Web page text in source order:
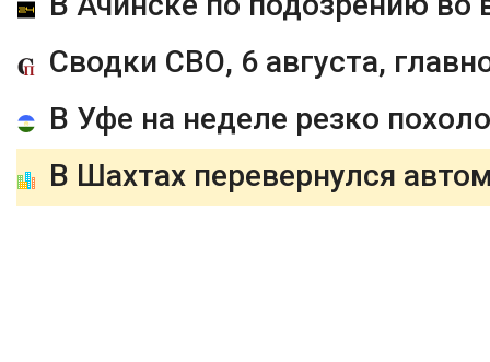
В Уфе на неделе резко
В Шахтах перевернулся